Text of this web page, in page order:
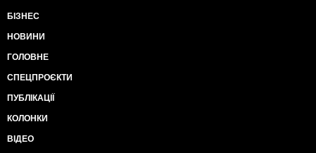
БІЗНЕС
НОВИНИ
ГОЛОВНЕ
СПЕЦПРОЄКТИ
ПУБЛІКАЦІЇ
КОЛОНКИ
ВІДЕО